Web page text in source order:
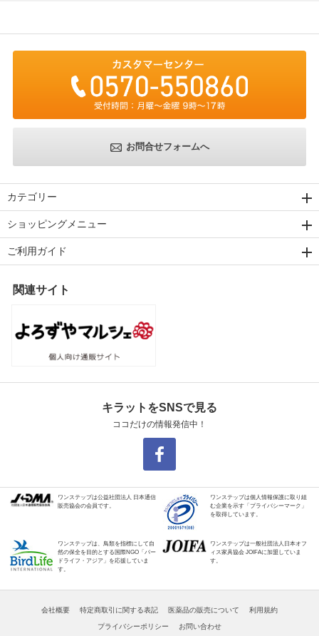
お問合せフォームへ
カテゴリー
ショッピングメニュー
ご利用ガイド
関連サイト
キラットをSNSで見る
ココだけの情報発信中！
ワンステップは公益社団法人 日本通信
販売協会の会員です。
ワンステップは個人情報保護に取り組
む企業を示す「プライバシーマーク」
を取得しています。
ワンステップは、鳥類を指標にして自
然の保全を目的とする国際NGO「バー
ドライフ・アジア」を応援していま
す。
ワンステップは一般社団法人日本オフ
ィス家具協会 JOIFAに加盟していま
す。
会社概要 特定商取引に関する表記 医薬品の販売について 利用規約
プライバシーポリシー お問い合わせ